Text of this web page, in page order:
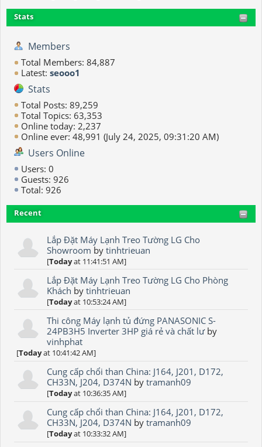
Stats
Members
Total Members: 84,887
Latest: seooo1
Stats
Total Posts: 89,259
Total Topics: 63,353
Online today: 2,237
Online ever: 48,991 (July 24, 2025, 09:31:20 AM)
Users Online
Users: 0
Guests: 926
Total: 926
Recent
Lắp Đặt Máy Lạnh Treo Tường LG Cho
Showroom bytinhtrieuan
[Todayat 11:41:51 AM]
Lắp Đặt Máy Lạnh Treo Tường LG Cho Phòng
Khách bytinhtrieuan
[Todayat 10:53:24 AM]
Thi công Máy lạnh tủ đứng PANASONIC S-
24PB3H5 Inverter 3HP giá rẻ và chất lưby
vinhphat
[Todayat 10:41:42 AM]
Cung cấp chổi than China: J164, J201, D172,
CH33N, J204, D374N bytramanh09
[Todayat 10:36:35 AM]
Cung cấp chổi than China: J164, J201, D172,
CH33N, J204, D374N bytramanh09
[Todayat 10:33:32 AM]